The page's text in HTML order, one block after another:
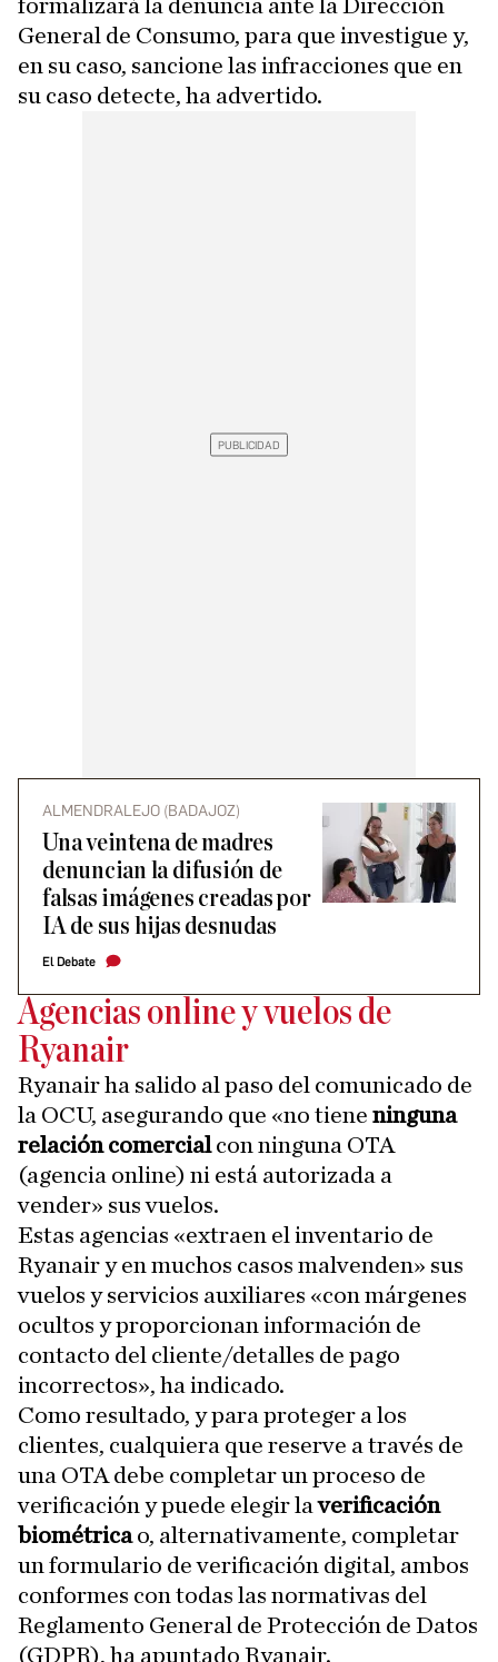
formalizará la denuncia ante la Dirección
General de Consumo, para que investigue y,
en su caso, sancione las infracciones que en
su caso detecte, ha advertido.
ALMENDRALEJO (BADAJOZ)
Una veintena de madres
denuncian la difusión de
falsas imágenes creadas por
IA de sus hijas desnudas
El Debate
Agencias online y vuelos de
Ryanair
Ryanair ha salido al paso del comunicado de
la OCU, asegurando que «no tiene ninguna
relación comercialcon ninguna OTA
(agencia online) ni está autorizada a
vender» sus vuelos.
Estas agencias «extraen el inventario de
Ryanair y en muchos casos malvenden» sus
vuelos y servicios auxiliares «con márgenes
ocultos y proporcionan información de
contacto del cliente/detalles de pago
incorrectos», ha indicado.
Como resultado, y para proteger a los
clientes, cualquiera que reserve a través de
una OTA debe completar un proceso de
verificación y puede elegir laverificación
biométricao, alternativamente, completar
un formulario de verificación digital, ambos
conformes con todas las normativas del
Reglamento General de Protección de Datos
(GDPR), ha apuntado Ryanair.